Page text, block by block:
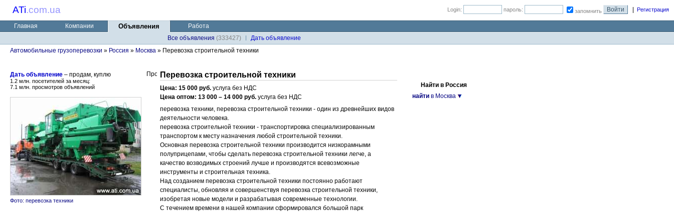
ATi.com.ua Login: пароль: запомнить Регистрация
Главная Компании Объявления
Работа
Все объявления (333427)
Дaть объявление
Автомобильные грузоперевозки » Россия » Москва » Перевозка строительной техники
Дать объявление – продам, куплю
1.2 млн. посетителей за месяц:
7.1 млн. просмотров объявлений
Фото: перевозка техники
Перевозка строительной техники
Цена: 15 000 руб. услуга без НДС
Цена оптом: 13 000 – 14 000 руб. услуга без НДС
перевозка техники, перевозка строительной техники - один из древнейших видов
деятельности человека.
перевозка строительной техники - транспортировка специализированным
транспортом к месту назначения любой строительной техники.
Основная перевозка строительной техники производится низкорамными
полуприцепами, чтобы сделать перевозка строительной техники легче, а
качество возводимых строений лучше и производятся всевозможные
инструменты и строительная техника.
Над созданием перевозка строительной техники постоянно работают
специалисты, обновляя и совершенствуя перевозка строительной техники,
изобретая новые модели и разрабатывая современные технологии.
С течением времени в нашей компании сформировался большой парк
Найти в Россия
найти в Москва